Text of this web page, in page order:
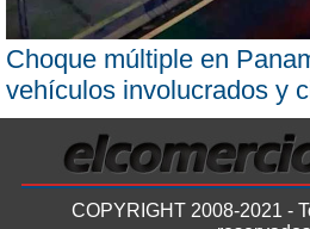
Choque múltiple en
vehículos involucrados y
COPYRIGHT 2008-2021 -